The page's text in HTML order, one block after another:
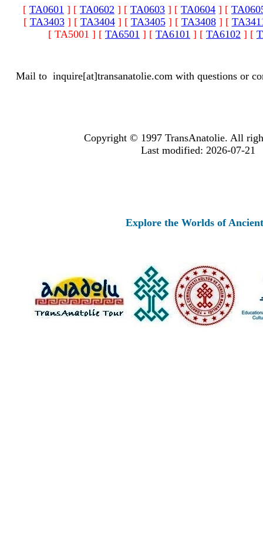
[ TA0601 ] [ TA0602 ] [ TA0603 ] [ TA0604 ] [
[ TA3403] [ TA3404] [ TA3405] [ TA3408] [
[ TA5001 ] [ TA6501 ] [ TA6101 ] [ TA6102 ] [
Mail to inquire[at]transanatolie.com with questions or
Copyright © 1997 TransAnatolie. All
Last modified: 2026-07-21
Explore the Worlds of Ancient